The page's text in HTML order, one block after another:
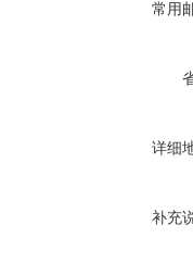
常用
详细
补充